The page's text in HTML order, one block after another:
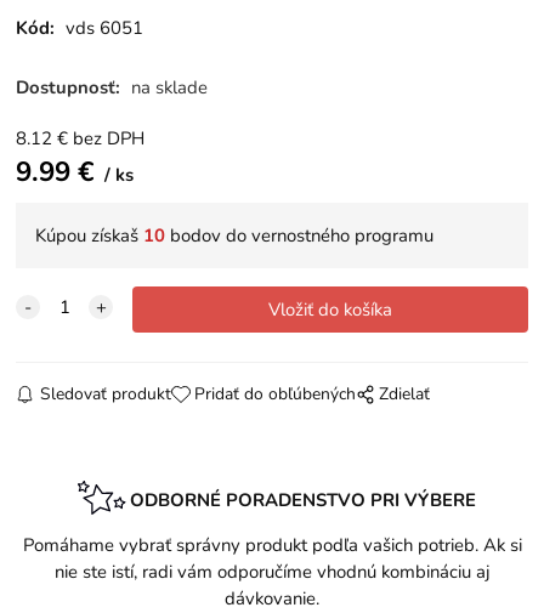
Kód: vds 6051
Dostupnosť: na sklade
8.12 € bez DPH
9.99€ ks
Kúpou získaš 10 bodov do vernostného programu
Sledovať produkt Pridať do obľúbených Zdielať
ODBORNÉ PORADENSTVO PRI VÝBERE
Pomáhame vybrať správny produkt podľa vašich potrieb. Ak si
nie ste istí, radi vám odporučíme vhodnú kombináciu aj
dávkovanie.